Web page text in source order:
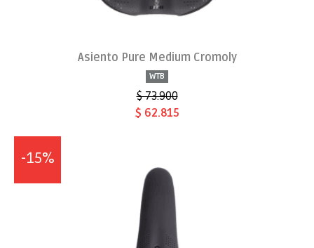
Asiento Pure Medium Cromoly
WTB
$ 73.900
$ 62.815
-15%